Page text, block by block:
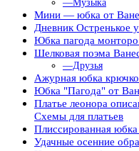
Мини — юбка от
Дневник Остренькое
Юбка пагода монторо
Шелковая поэма
—Друзья
Ажурная юбка
Юбка "Пагода" от
Платье леонора
Схемы для платьев
Плиссированная
Удачные осенние